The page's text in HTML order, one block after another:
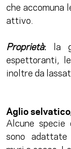
che accomuna
attivo.
Proprietà: la
espettoranti,
inoltre da
Aglio
Alcune specie
sono